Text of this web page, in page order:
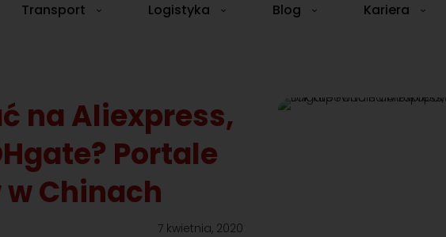
Transport Logistyka Blog Kariera
na Aliexpress,
Portale
Chinach
7 kwietnia, 2020